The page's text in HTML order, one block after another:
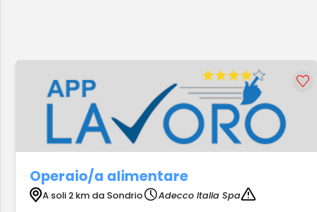
Operaio/a alimentare
A soli 2 km da Sondrio
Adecco Italia Spa